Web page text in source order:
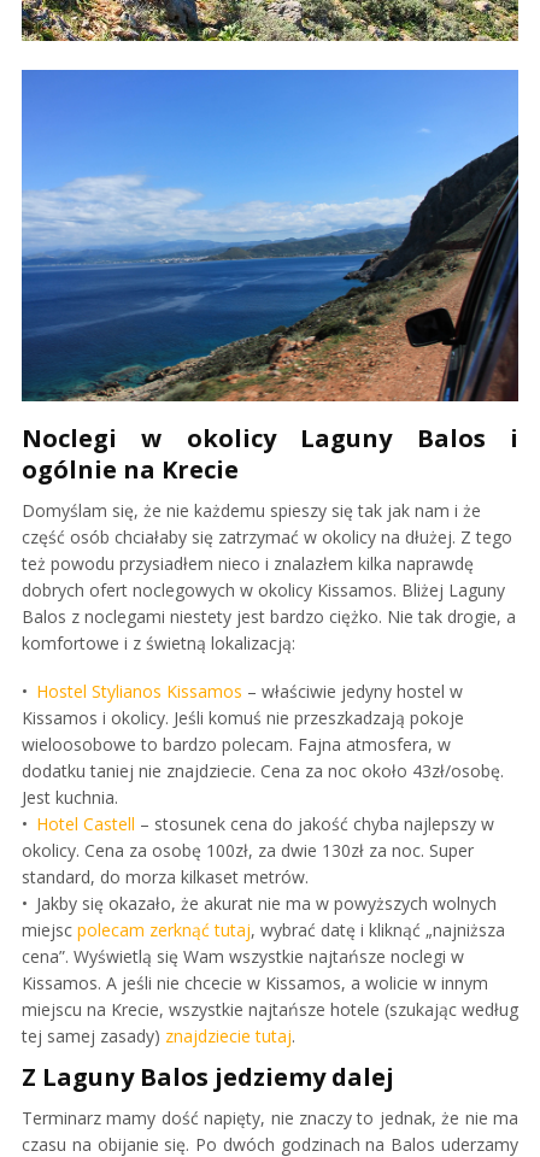
Noclegi w okolicy Laguny Balos i
ogólnie na Krecie
Domyślam się, że nie każdemu spieszy się tak jak nam i że
część osób chciałaby się zatrzymać w okolicy na dłużej. Z tego
też powodu przysiadłem nieco i znalazłem kilka naprawdę
dobrych ofert noclegowych w okolicy Kissamos. Bliżej Laguny
Balos z noclegami niestety jest bardzo ciężko. Nie tak drogie, a
komfortowe i z świetną lokalizacją:
Hostel Stylianos Kissamos – właściwie jedyny hostel w
Kissamos i okolicy. Jeśli komuś nie przeszkadzają pokoje
wieloosobowe to bardzo polecam. Fajna atmosfera, w
dodatku taniej nie znajdziecie. Cena za noc około 43zł/osobę.
Jest kuchnia.
Hotel Castell – stosunek cena do jakość chyba najlepszy w
okolicy. Cena za osobę 100zł, za dwie 130zł za noc. Super
standard, do morza kilkaset metrów.
Jakby się okazało, że akurat nie ma w powyższych wolnych
miejsc polecam zerknąć tutaj, wybrać datę i kliknąć „najniższa
cena”. Wyświetlą się Wam wszystkie najtańsze noclegi w
Kissamos. A jeśli nie chcecie w Kissamos, a wolicie w innym
miejscu na Krecie, wszystkie najtańsze hotele (szukając według
tej samej zasady) znajdziecie tutaj.
Z Laguny Balos jedziemy dalej
Terminarz mamy dość napięty, nie znaczy to jednak, że nie ma
czasu na obijanie się. Po dwóch godzinach na Balos uderzamy